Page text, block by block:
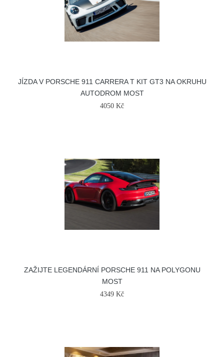
JÍZDA V PORSCHE 911 CARRERA T KIT GT3 NA OKRUHU
AUTODROM MOST
4050 Kč
ZAŽIJTE LEGENDÁRNÍ PORSCHE 911 NA POLYGONU
MOST
4349 Kč